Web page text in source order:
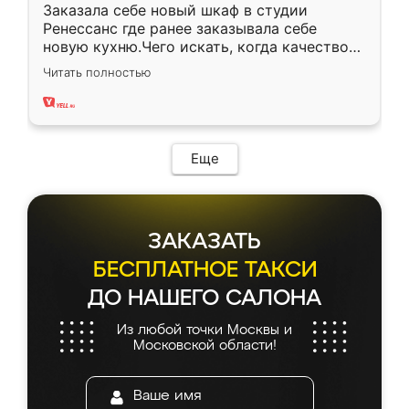
Заказала себе новый шкаф в студии
Ренессанс где ранее заказывала себе
новую кухню.Чего искать, когда качеством
вполне довольна. Служит кухня уже почти
два года, нареканий нет.
Читать полностью
Еще
ЗАКАЗАТЬ
БЕСПЛАТНОЕ ТАКСИ
ДО НАШЕГО САЛОНА
Из любой точки Москвы и
Московской области!